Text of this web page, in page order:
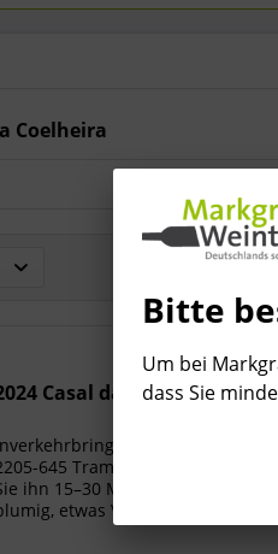
Coelheira
Casal da Coelheira
Estrada Nacional
645 Tramagal – Portugal
ihn 15–30 Minuten atmen.
etwas Vanille. Gutes
integrierte Säure, intensiv und
Bitte
Um bei
dass Sie